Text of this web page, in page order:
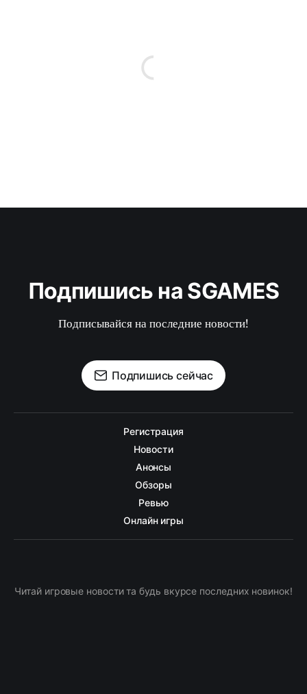
Подпишись на SGAMES
Подписывайся на последние новости!
Подпишись сейчас
Регистрация
Новости
Анонсы
Обзоры
Ревью
Онлайн игры
Читай игровые новости та будь вкурсе последних новинок!